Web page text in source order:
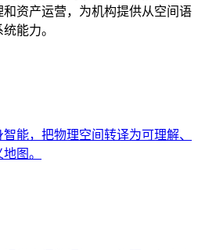
资产运营，为机构提供从空间语
能力。
能，把物理空间转译为可理解、
图。